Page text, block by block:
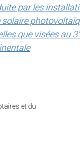
par les
que visées au
et du